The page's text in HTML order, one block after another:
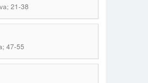
21-38
47-55